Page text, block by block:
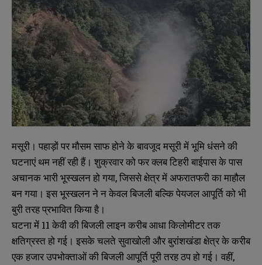
मसूरी। पहाड़ों पर मौसम साफ होने के बावजूद मसूरी में भूमि धंसने की
घटनाएं थम नहीं रही हैं। शुक्रवार को फर क्लब टिहरी बाईपास के पास
अचानक भारी भूस्खलन हो गया, जिससे क्षेत्र में अफरातफरी का माहौल
बन गया। इस भूस्खलन ने न केवल बिजली बल्कि पेयजल आपूर्ति को भी
बुरी तरह प्रभावित किया है।
घटना में 11 केवी की बिजली लाइन करीब आधा किलोमीटर तक
क्षतिग्रस्त हो गई। इसके चलते सुवाखोली और बुरांशखंडा क्षेत्र के करीब
एक हजार उपभोक्ताओं की बिजली आपूर्ति पूरी तरह ठप हो गई। वहीं,